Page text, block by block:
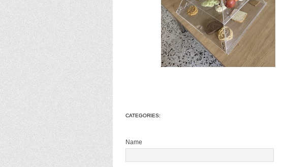
CATEGORIES:
Name